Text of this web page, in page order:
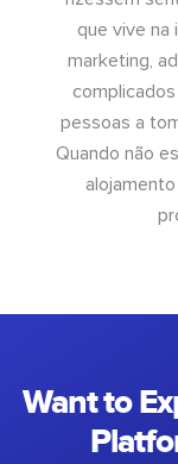
que vive na
marketing,
pessoas a
Quando não
Want to